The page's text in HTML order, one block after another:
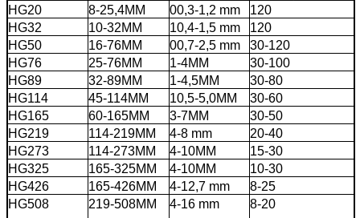
HG20
8-25,4MM 00,3-1,2 mm
120
HG32
10-32MM 10,4-1,5 mm
120
HG50
16-76MM 00,7-2,5 mm
30-120
HG76
25-76MM 1-4MM
30-100
HG89
32-89MM 1-4,5MM
30-80
HG114
45-114MM 10,5-5,0MM
30-60
HG165
60-165MM 3-7MM
30-50
HG219
114-219MM 4-8 mm
20-40
HG273
114-273MM 4-10MM
15-30
HG325
165-325MM 4-10MM
10-30
HG426
165-426MM 4-12,7 mm
8-25
HG508
219-508MM 4-16 mm 8-20